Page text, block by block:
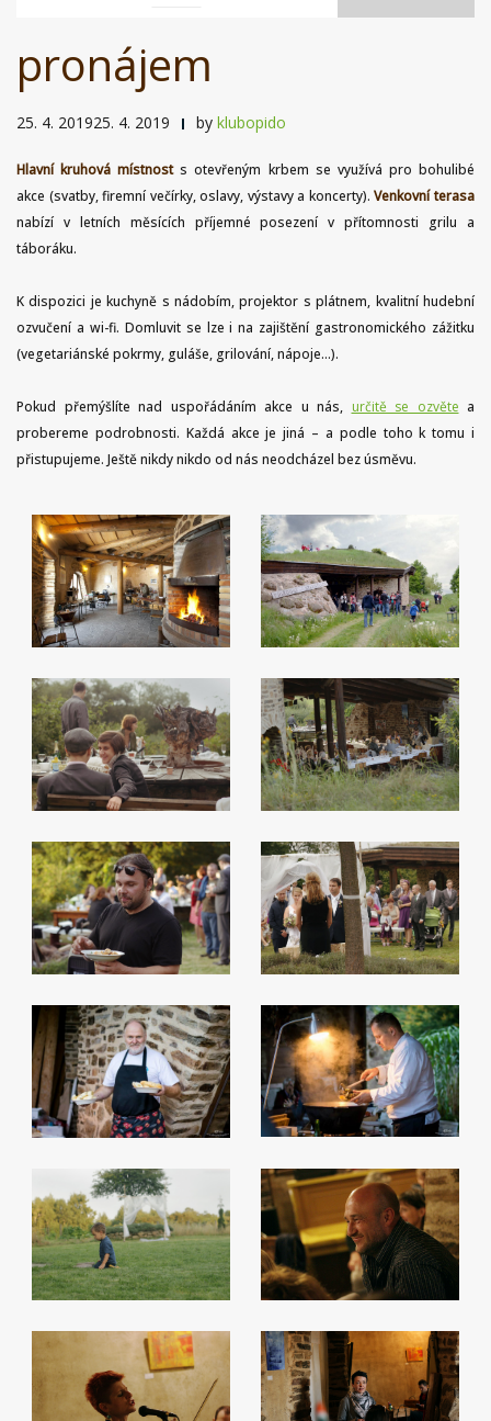
pronájem
25. 4. 201925. 4. 2019 by klubopido
Hlavní kruhová místnosts otevřeným krbem se využívá pro bohulibé
akce (svatby, firemní večírky, oslavy, výstavy a koncerty).Venkovní terasa
nabízí v letních měsících příjemné posezení v přítomnosti grilu a
táboráku.
K dispozici je kuchyně s nádobím, projektor s plátnem, kvalitní hudební
ozvučení a wi-fi. Domluvit se lze i na zajištění gastronomického zážitku
(vegetariánské pokrmy, guláše, grilování, nápoje…).
Pokud přemýšlíte nad uspořádáním akce u nás, určitě se ozvěte a
probereme podrobnosti. Každá akce je jiná – a podle toho k tomu i
přistupujeme. Ještě nikdy nikdo od nás neodcházel bez úsměvu.